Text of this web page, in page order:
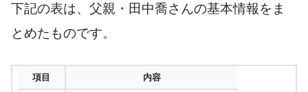
下記の表は、父親・田中喬さんの基本情報をま
とめたものです。
項目 内容